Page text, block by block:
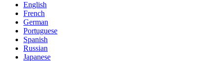
English
French
German
Portuguese
Spanish
Russian
Japanese